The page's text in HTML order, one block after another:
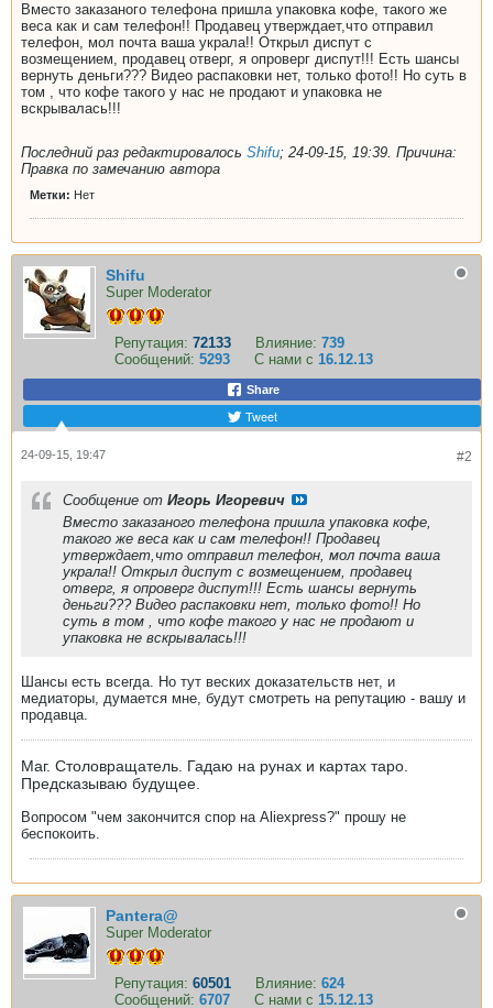
Вместо заказаного телефона пришла упаковка кофе, такого же
веса как и сам телефон!! Продавец утверждает,что отправил
телефон, мол почта ваша украла!! Открыл диспут с
возмещением, продавец отверг, я опроверг диспут!!! Есть шансы
вернуть деньги??? Видео распаковки нет, только фото!! Но суть в
том , что кофе такого у нас не продают и упаковка не
вскрывалась!!!
Последний раз редактировалось Shifu; 24-09-15, 19:39. Причина:
Правка по замечанию автора
Метки: Нет
Shifu
Super Moderator
Репутация: 72133 Влияние: 739
Сообщений: 5293 С нами с 16.12.13
Share
Tweet
#2
24-09-15, 19:47
Сообщение от Игорь Игоревич
Вместо заказаного телефона пришла упаковка кофе,
такого же веса как и сам телефон!! Продавец
утверждает,что отправил телефон, мол почта ваша
украла!! Открыл диспут с возмещением, продавец
отверг, я опроверг диспут!!! Есть шансы вернуть
деньги??? Видео распаковки нет, только фото!! Но
суть в том , что кофе такого у нас не продают и
упаковка не вскрывалась!!!
Шансы есть всегда. Но тут веских доказательств нет, и
медиаторы, думается мне, будут смотреть на репутацию - вашу и
продавца.
Маг. Столовращатель. Гадаю на рунах и картах таро.
Предсказываю будущее.
Вопросом "чем закончится спор на Aliexpress?" прошу не
беспокоить.
Pantera@
Super Moderator
Репутация: 60501 Влияние: 624
Сообщений: 6707 С нами с 15.12.13